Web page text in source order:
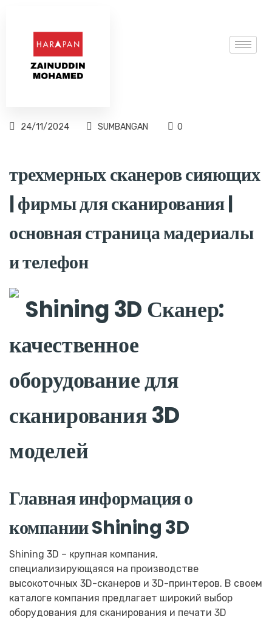
24/11/2024 SUMBANGAN 0
трехмерных сканеров сияющих
| фирмы для сканирования |
основная страница мадериалы
и телефон
Shining 3D Сканер:
качественное
оборудование для
сканирования 3D
моделей
Главная информация о
компании Shining 3D
Shining 3D – крупная компания,
специализирующаяся на производстве
высокоточных 3D-сканеров и 3D-принтеров. В своем
каталоге компания предлагает широкий выбор
оборудования для сканирования и печати 3D